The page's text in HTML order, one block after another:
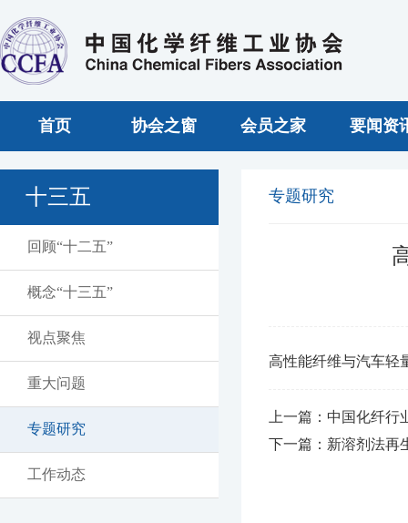
首页 协会之窗 会员之家 要闻资
十三五
回顾“十二五”
概念“十三五”
视点聚焦
重大问题
专题研究
工作动态
专题研究
高性能纤维与汽车轻
上一篇：中国化纤行
下一篇：新溶剂法再